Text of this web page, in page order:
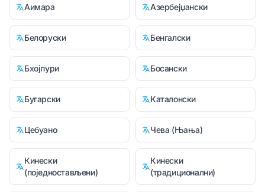
Аимара Азербејџански
Белоруски Бенгалски
Бхојпури Босански
Бугарски Каталонски
Цебуано Чева (Њања)
Кинески
(поједностављени)
Кинески
(традиционални)